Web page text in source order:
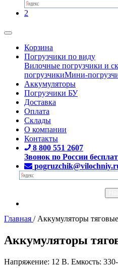
2
Корзина
Погрузчики по виду
Вилочные погрузчики и
погрузчикиМини-
Аккумуляторы
Погрузчики БУ
Доставка
Оплата
Склады
О компании
Контакты
8 800 551 2607
Звонок по России
Главная / Аккумуляторы тяговые
Аккумуляторы
Напряжение: 12 В. Емкость: